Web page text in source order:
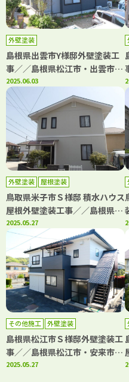
外壁塗装
島根県出雲市Y様邸外壁塗装工
事／／島根県松江市・出雲市・
大田市・雲南市・鳥取県米子
市・境港市の「きじま塗装」
2025.06.03
外壁塗装 屋根塗装
鳥取県米子市Ｓ様邸 積水ハウス
屋根外壁塗装工事／／島根県松
江市・安来市・出雲市・大田
市・雲南市 鳥取県米子市・境
港市の「きじま塗装」
2025.05.27
その他施工 外壁塗装
島根県松江市Ｓ様邸外壁塗装工
事／／島根県松江市・安来市・
出雲市・大田市・雲南市 鳥取
2025.05.27